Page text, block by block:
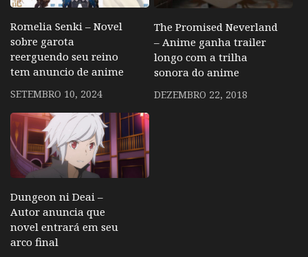
Romelia Senki – Novel
sobre garota
reerguendo seu reino
tem anuncio de anime
SETEMBRO 10, 2024
The Promised Neverland
– Anime ganha trailer
longo com a trilha
sonora do anime
DEZEMBRO 22, 2018
Dungeon ni Deai –
Autor anuncia que
novel entrará em seu
arco final